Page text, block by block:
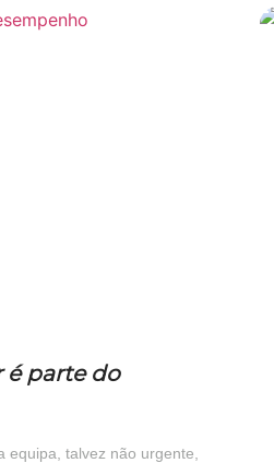
é parte do
talvez não urgente,